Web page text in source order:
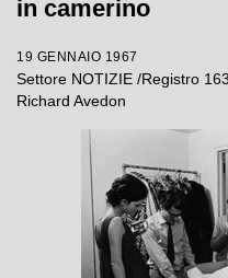
in camerino
19 GENNAIO 1967
Settore NOTIZIE /Registro
Richard Avedon